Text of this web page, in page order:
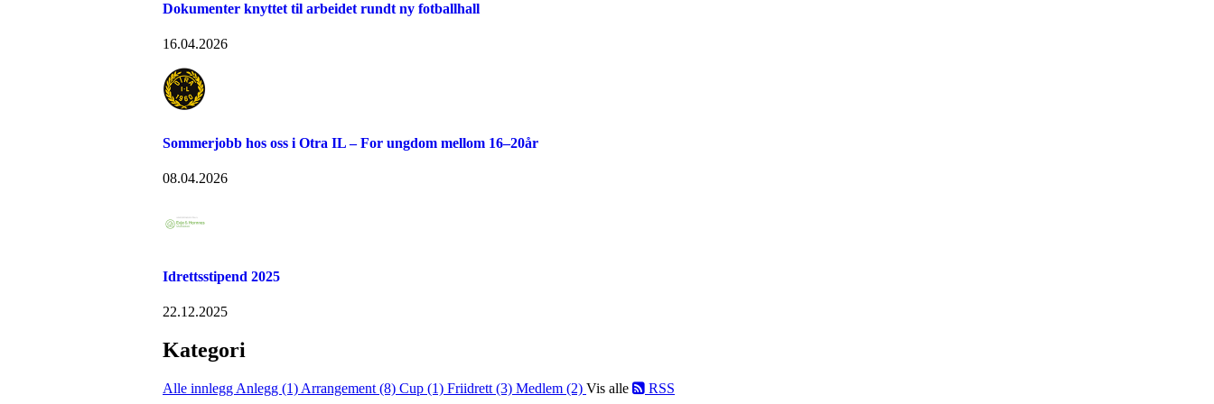
Dokumenter knyttet til arbeidet rundt ny fotballhall
16.04.2026
Sommerjobb hos oss i Otra IL – For ungdom mellom 16–20år
08.04.2026
Idrettsstipend 2025
22.12.2025
Kategori
Alle innlegg Anlegg (1) Arrangement (8) Cup (1) Friidrett (3) Medlem (2) Vis alle RSS